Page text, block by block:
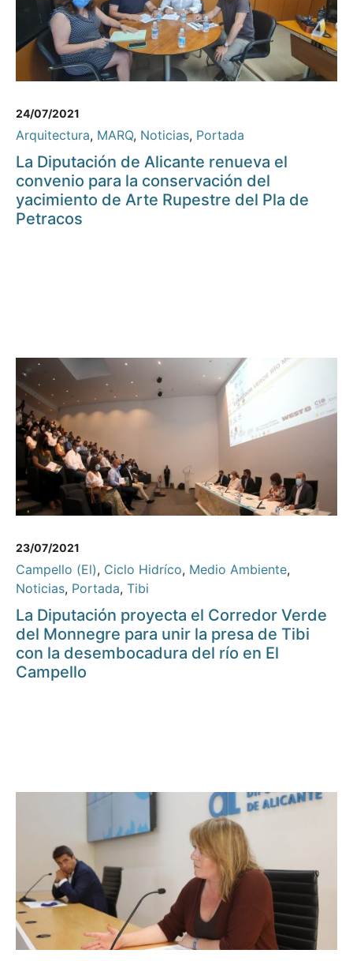
24/07/2021
Arquitectura, MARQ, Noticias, Portada
La Diputación de Alicante renueva el
convenio para la conservación del
yacimiento de Arte Rupestre del Pla de
Petracos
23/07/2021
Campello (El), Ciclo Hidríco, Medio Ambiente,
Noticias, Portada, Tibi
La Diputación proyecta el Corredor Verde
del Monnegre para unir la presa de Tibi
con la desembocadura del río en El
Campello